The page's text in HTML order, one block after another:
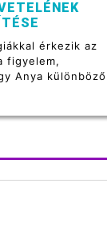
érkezik az
figyelem,
Anya különböző